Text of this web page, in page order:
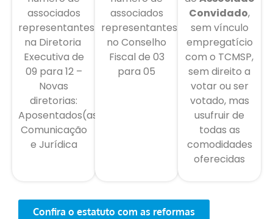
associados
representantes
na Diretoria
Executiva de
09 para 12 –
Novas
diretorias:
Aposentados(as),
Comunicação
e Jurídica
associados
representantes
no Conselho
Fiscal de 03
para 05
Convidado,
sem vínculo
empregatício
com o TCMSP,
sem direito a
votar ou ser
votado, mas
usufruir de
todas as
comodidades
oferecidas
Confira o estatuto com as reformas